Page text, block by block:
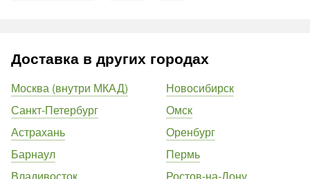
Доставка в других городах
Москва (внутри МКАД)
Санкт-Петербург
Астрахань
Барнаул
Новосибирск
Омск
Оренбург
Пермь